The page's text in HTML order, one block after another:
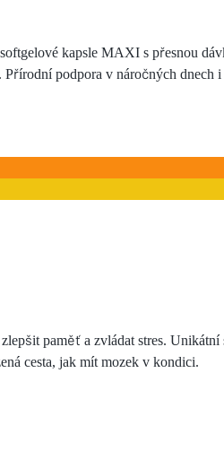
kapsle MAXI s přesnou
podpora v náročných dnech
paměť a zvládat stres.
cesta, jak mít mozek v kondici.